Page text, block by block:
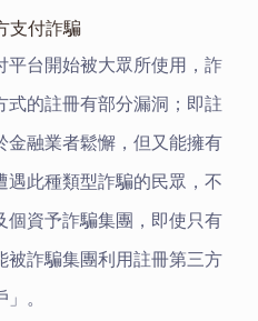
支付詐騙
平台開始被大眾所使用，詐
式的註冊有部分漏洞；即註
金融業者鬆懈，但又能擁有
遇此種類型詐騙的民眾，不
個資予詐騙集團，即使只有
被詐騙集團利用註冊第三方
。